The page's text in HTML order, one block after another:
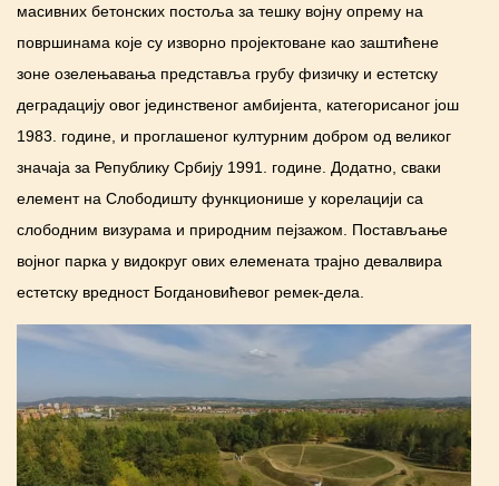
масивних бетонских постоља за тешку војну опрему на
површинама које су изворно пројектоване као заштићене
зоне озелењавања представља грубу физичку и естетску
деградацију овог јединственог амбијента, категорисаног још
1983. године, и проглашеног културним добром од великог
значаја за Републику Србију 1991. године. Додатно, сваки
елемент на Слободишту функционише у корелацији са
слободним визурама и природним пејзажом. Постављање
војног парка у видокруг ових елемената трајно девалвира
естетску вредност Богдановићевог ремек-дела.